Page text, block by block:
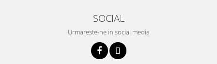
Aparate de Aer conditionat 18000
Aparate de Aer conditionat 24000
SOCIAL
Urmareste-ne in social media